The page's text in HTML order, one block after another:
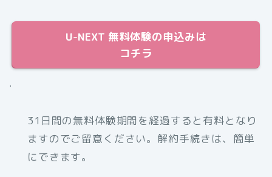
U-NEXT 無料体験の申込みは
コチラ
.
31日間の無料体験期間を経過すると有料となり
ますのでご留意ください。解約手続きは、簡単
にできます。